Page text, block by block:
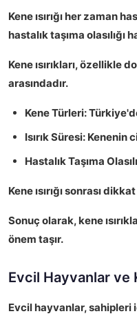
Kene ısırığı her zaman
hastalık taşıma
Kene ısırıkları,özellikle
arasındadır.
Kene Türleri:
Isırık Süresi: Kenenin
Hastalık Taşıma
Kene ısırığı sonrası
Sonuç olarak, kene
önem taşır.
Evcil Hayvanlar ve
Evcil hayvanlar, sahipleri